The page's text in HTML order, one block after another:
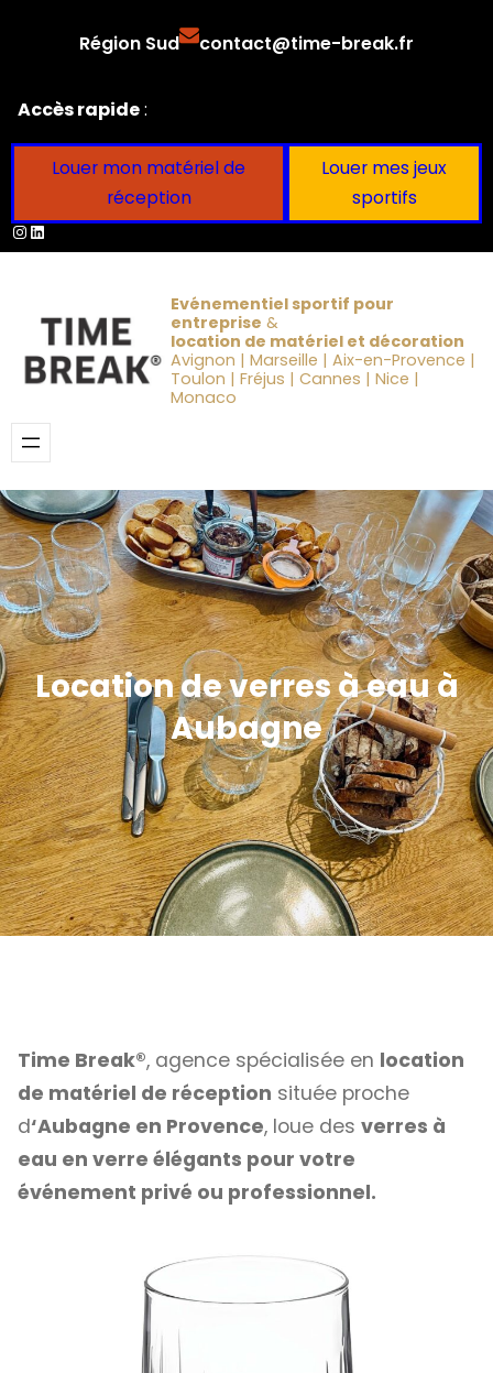
Région Sud contact@time-break.fr
Accès rapide:
Louer mon matériel de
réception
Louer mes jeux
sportifs
Instagram
LinkedIn
Evénementiel sportif pour
entreprise &
location de matériel et décoration
Avignon | Marseille | Aix-en-Provence |
Toulon | Fréjus | Cannes | Nice |
Monaco
Location de verres à eau à
Aubagne
Time Break®, agence spécialisée en location
de matériel de réception située proche
d‘Aubagne en Provence, loue des verres à
eau en verre élégants pour votre
événement privé ou professionnel.